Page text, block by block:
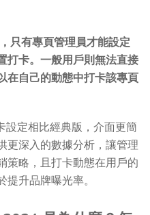
只有專頁管理員才能設定
打卡。一般用戶則無法直接
在自己的動態中打卡該專頁
設定相比經典版，介面更簡
更深入的數據分析，讓管理
策略，且打卡動態在用戶的
升品牌曝光率。